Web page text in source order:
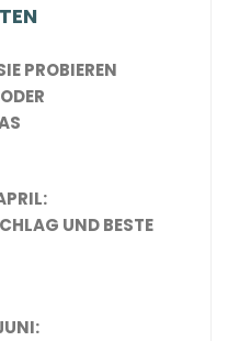
PROBIEREN
UND BESTE